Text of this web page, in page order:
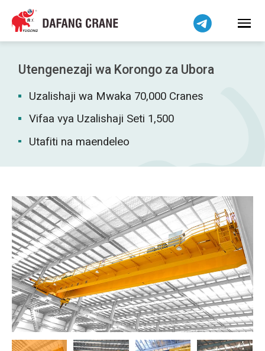
Utengenezaji wa Korongo za Ubora
Uzalishaji wa Mwaka 70,000 Cranes
Vifaa vya Uzalishaji Seti 1,500
Utafiti na maendeleo
हिन्दी
Bahasa Indonesia
Bahasa Melayu
Tiếng Việt
简体中文
বাংলা
فارسی
Pilipino
Čeština
Беларуская мова
Dansk
Norsk
O‘zbekcha